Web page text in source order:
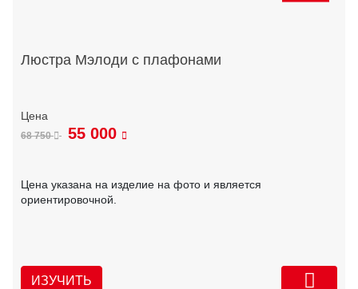
Люстра Мэлоди с плафонами
68 750 55 000
Цена указана на изделие на фото и является
ориентировочной.
ИЗУЧИТЬ